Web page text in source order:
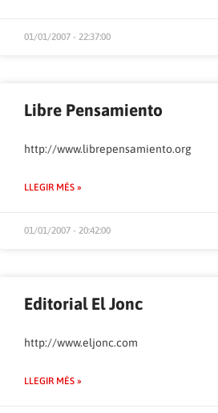
01/01/2007 - 22:37:00
Libre Pensamiento
http://www.librepensamiento.org
LLEGIR MÉS »
01/01/2007 - 20:42:00
Editorial El Jonc
http://www.eljonc.com
LLEGIR MÉS »